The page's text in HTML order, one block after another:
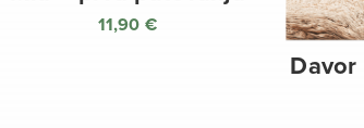
11,90 €
Davor